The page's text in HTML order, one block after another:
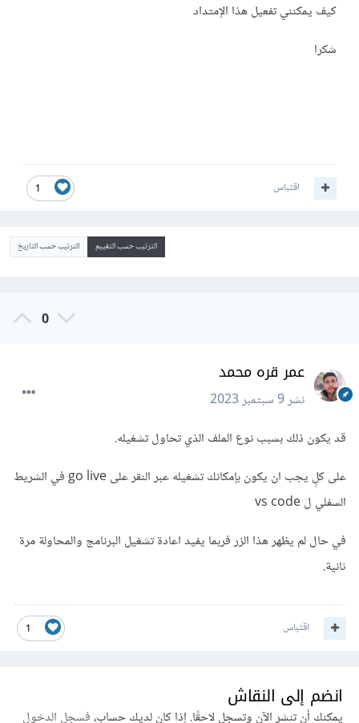
كيف يمكنني تفعيل هذا الإمتداد
شكرا
1 اقتباس
الترتيب حسب التقييم الترتيب حسب التاريخ
0
عمر قره محمد
نشر9 سبتمبر 2023
قد يكون ذلك بسبب نوع الملف الذي تحاول تشغيله.
على كلٍ يجب ان يكون بإمكانك تشغيله عبر النقر على go live في الشريط
السفلي ل vs code
في حال لم يظهر هذا الزر فربما يفيد اعادة تشغيل البرنامج والمحاولة مرة
ثانية.
1 اقتباس
انضم إلى النقاش
يمكنك أن تنشر الآن وتسجل لاحقًا. إذا كان لديك حساب،فسجل الدخول